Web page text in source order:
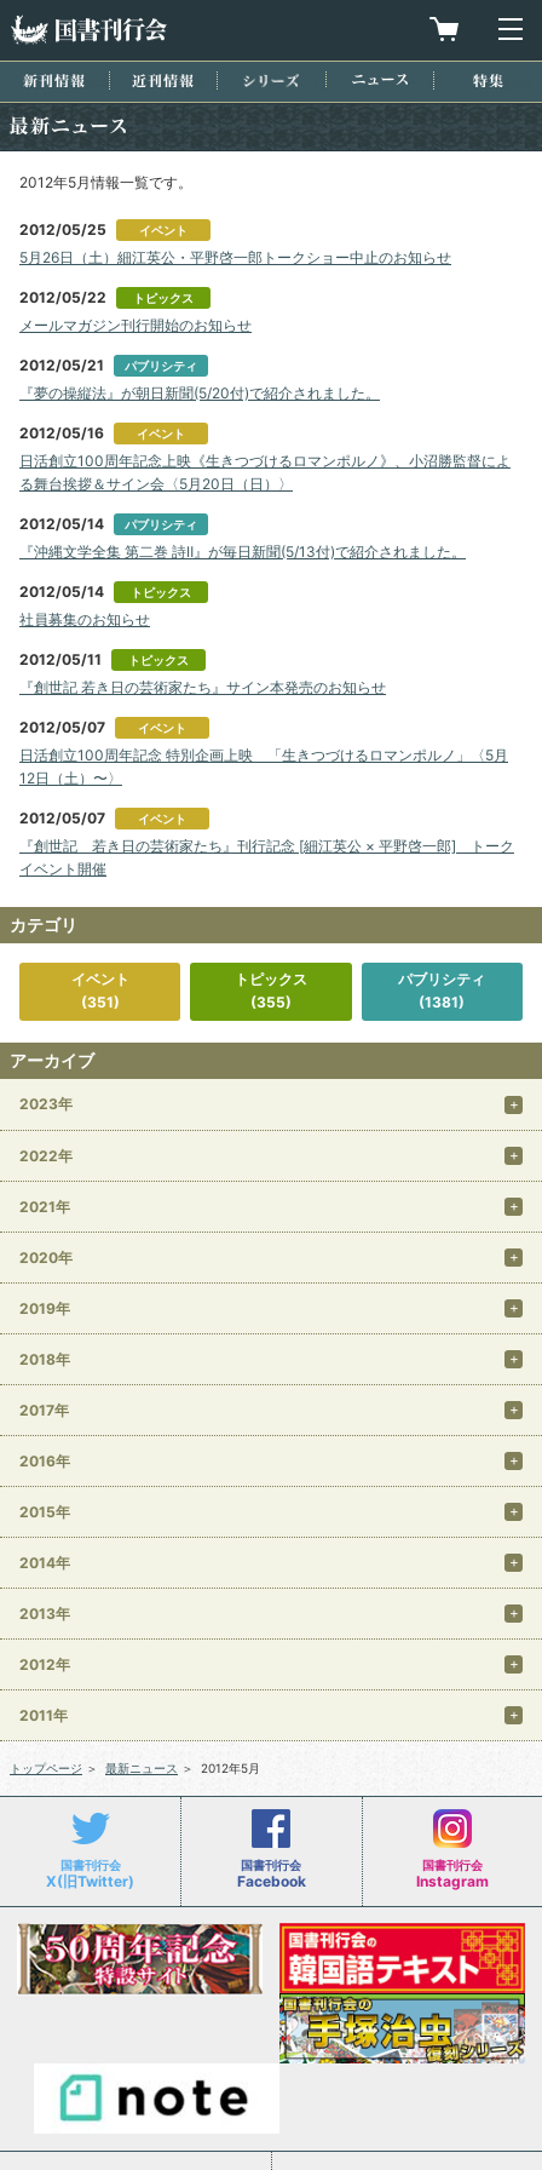
買物カゴを
新刊情報 近刊情報 シリーズ ニュース
2012年5月情報一覧です。
2012/05/25 イベント
5月26日（土）細江英公・平野啓一郎トークショー中止のお知らせ
2012/05/22 トピックス
メールマガジン刊行開始のお知らせ
2012/05/21 パブリシティ
『夢の操縦法』が朝日新聞(5/20付)で紹介されました。
2012/05/16 イベント
日活創立100周年記念上映《生きつづけるロマンポルノ》、小沼勝監督によ
る舞台挨拶＆サイン会〈5月20日（日）〉
2012/05/14 パブリシティ
『沖縄文学全集 第二巻 詩Ⅱ』が毎日新聞(5/13付)で紹介されました。
2012/05/14 トピックス
社員募集のお知らせ
2012/05/11 トピックス
『創世記 若き日の芸術家たち』サイン本発売のお知らせ
2012/05/07 イベント
日活創立100周年記念 特別企画上映 「生きつづけるロマンポルノ」〈5月
12日（土）〜〉
2012/05/07 イベント
『創世記 若き日の芸術家たち』刊行記念 [細江英公 × 平野啓一郎] トーク
イベント開催
カテゴリ
イベント
(351)
トピックス
(355)
パブリシティ
(1381)
アーカイブ
2023年
2022年
2021年
2020年
2019年
2018年
2017年
2016年
2015年
2014年
2013年
2012年
2011年
トップページ ＞ 最新ニュース ＞ 2012年5月
国書刊行会
X(旧Twitter)
国書刊行会
Facebook
国書刊行会
Instagram
会社案内